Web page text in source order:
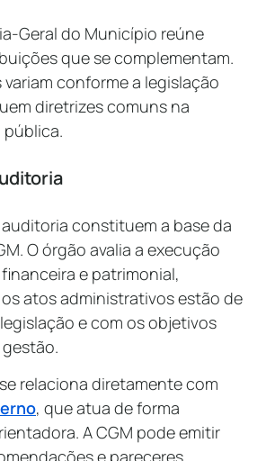
Geral do Município reúne
que se complementam.
variam conforme a legislação
diretrizes comuns na
constituem a base da
O órgão avalia a execução
e patrimonial,
atos administrativos estão de
e com os objetivos
relaciona diretamente com
, que atua de forma
A CGM pode emitir